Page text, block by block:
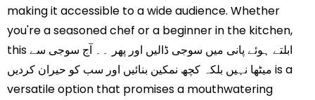
making it accessible to a wide audience. Whether
you're a seasoned chef or a beginner in the kitchen,
this ابلتے ہوئے پانی میں سوجی ڈالیں اور پھر ۔۔ آج سوجی سے
میٹھا نہیں بلکہ کچھ نمکین بنائیں اور سب کو حیران کردیں is a
versatile option that promises a mouthwatering